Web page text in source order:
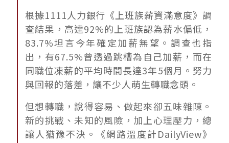
根據1111人力銀行《上班族薪資滿意度》調
查結果，高達92%的上班族認為薪水偏低，
83.7%坦言今年確定加薪無望。調查也指
出，有67.5%曾透過跳槽為自己加薪，而在
同職位凍薪的平均時間長達3年5個月。努力
與回報的落差，讓不少人萌生轉職念頭。
但想轉職，說得容易、做起來卻五味雜陳。
新的挑戰、未知的風險，加上心理壓力，總
讓人猶豫不決。《網路溫度計DailyView》